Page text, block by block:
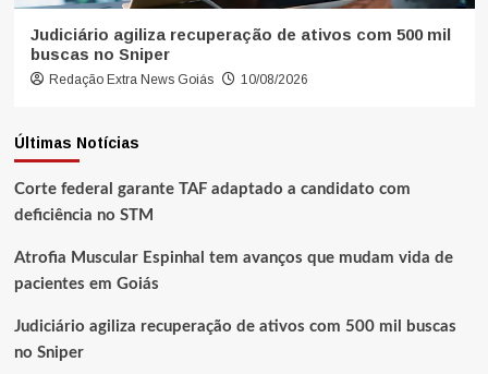
Judiciário agiliza recuperação de ativos com 500 mil
buscas no Sniper
Redação Extra News Goiás 10/08/2026
Últimas Notícias
Corte federal garante TAF adaptado a candidato com
deficiência no STM
Atrofia Muscular Espinhal tem avanços que mudam vida de
pacientes em Goiás
Judiciário agiliza recuperação de ativos com 500 mil buscas
no Sniper